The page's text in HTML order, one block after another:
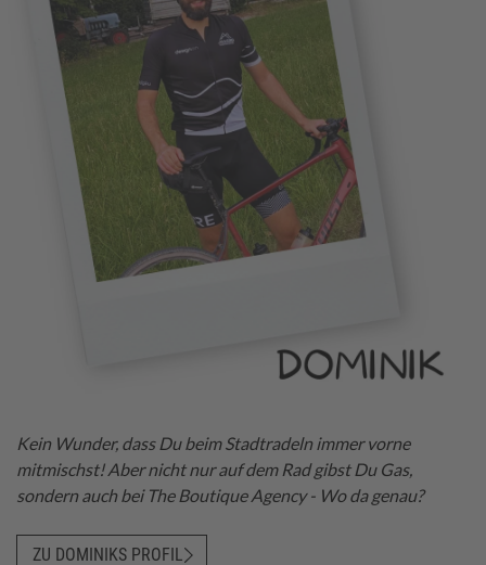
Kein Wunder, dass Du beim Stadtradeln immer vorne
mitmischst! Aber nicht nur auf dem Rad gibst Du Gas,
sondern auch bei The Boutique Agency - Wo da genau?
ZU DOMINIKS PROFIL